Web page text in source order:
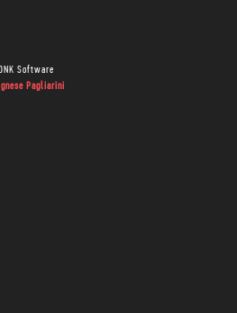
Software
Pagliarini